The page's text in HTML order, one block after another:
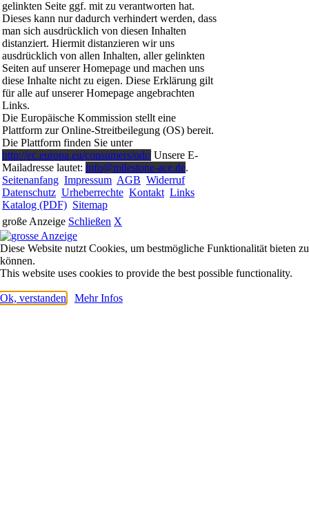
gelinkten Seite ggf. mit zu verantworten hat.
Dieses kann nur dadurch verhindert werden, dass
man sich ausdrücklich von diesen Inhalten
distanziert. Hiermit distanzieren wir uns
ausdrücklich von allen Inhalten, aller gelinkten
Seiten auf unserer Homepage und machen uns
diese Inhalte nicht zu eigen. Diese Erklärung gilt
für alle auf unserer Homepage angebrachten
Links.
Die Europäische Kommission stellt eine
Plattform zur Online-Streitbeilegung (OS) bereit.
Die Plattform finden Sie unter
http://ec.europa.eu/consumers/odr/Unsere E-
Mailadresse lautet: info@milestone-ace.de.
Seitenanfang Impressum AGB Widerruf
Datenschutz Urheberrechte Kontakt Links
Katalog (PDF) Sitemap
große Anzeige Schließen X
Diese Website nutzt Cookies, um bestmögliche Funktionalität bieten zu
können.
This website uses cookies to provide the best possible functionality.
Ok, verstanden Mehr Infos